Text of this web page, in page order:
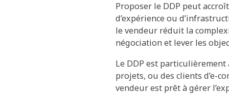
Proposer le DDP peut
d’expérience ou
le vendeur réduit la
négociation et lever les
Le DDP est
projets, ou des clients d’e-
vendeur est prêt à gérer